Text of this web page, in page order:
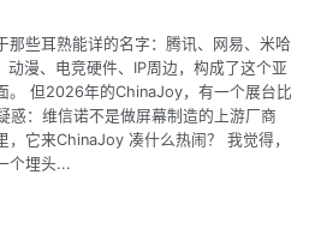
那些耳熟能详的名字：腾讯、网易、米哈
漫、电竞硬件、IP周边，构成了这个亚
。 但2026年的ChinaJoy，有一个展台比
惑：维信诺不是做屏幕制造的上游厂商
它来ChinaJoy 凑什么热闹？ 我觉得，
个埋头...